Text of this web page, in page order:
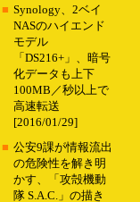
■ Synology、2ベイ
NASのハイエンド
モデル
「DS216+」、暗号
化データも上下
100MB／秒以上で
高速転送
[2016/01/29]
■ 公安9課が情報流出
の危険性を解き明
かす、「攻殻機動
隊 S.A.C.」の描き